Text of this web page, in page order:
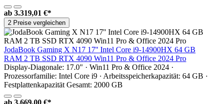
ab 3.319,01 €*
2 Preise vergleichen
JodaBook Gaming X N17 17'' Intel Core i9-14900HX 64 GB
RAM 2 TB SSD RTX 4090 Win11 Pro & Office 2024 Pro
Display-Diagonale: 17.0" · Win11 Pro & Office 2024 ·
Prozessorfamilie: Intel Core i9 · Arbeitsspeicherkapazität: 64 GB ·
Festplattenkapazität Gesamt: 2000 GB
ab 3.669,00 €*